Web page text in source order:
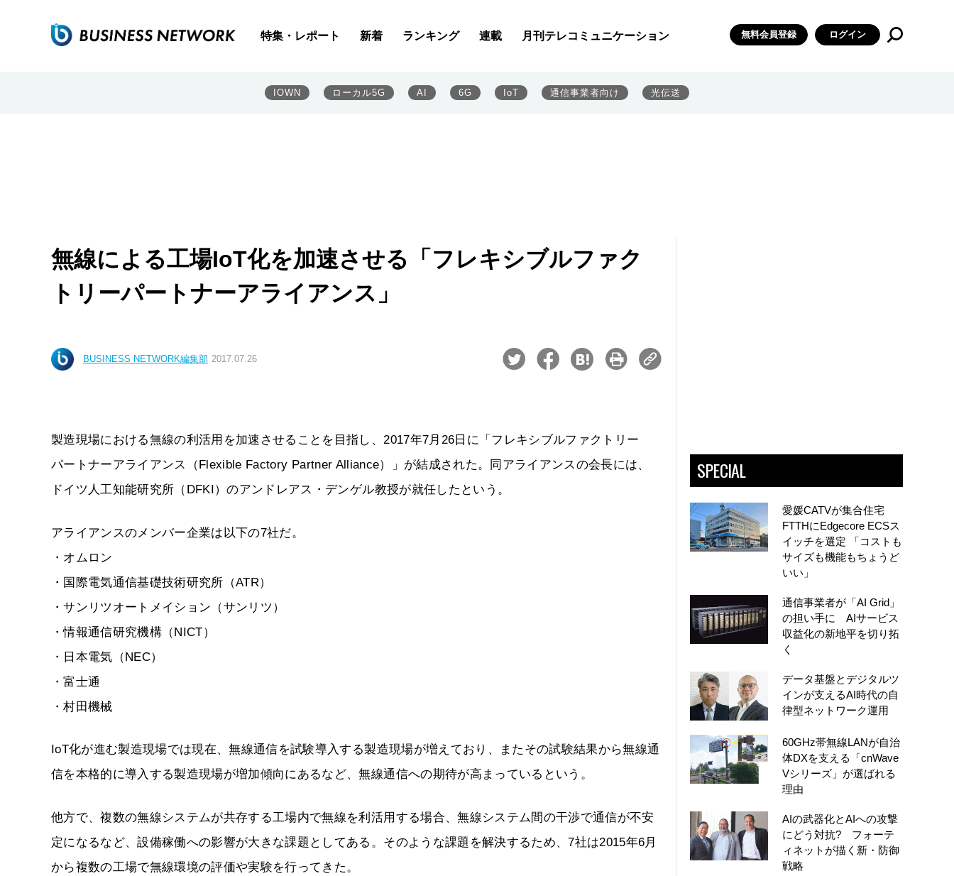
特集・レポート 新着 ランキング 連載 月刊テレコミュニケーション 無料会員登録 ログイン
IOWN ローカル5G AI 6G IoT 通信事業者向け 光伝送
無線による工場IoT化を加速させる「フレキシブルファク
トリーパートナーアライアンス」
BUSINESS NETWORK編集部 2017.07.26
製造現場における無線の利活用を加速させることを目指し、2017年7月26日に「フレキシブルファクトリー
パートナーアライアンス（Flexible Factory Partner Alliance）」が結成された。同アライアンスの会長には、
ドイツ人工知能研究所（DFKI）のアンドレアス・デンゲル教授が就任したという。
アライアンスのメンバー企業は以下の7社だ。
・オムロン
・国際電気通信基礎技術研究所（ATR）
・サンリツオートメイション（サンリツ）
・情報通信研究機構（NICT）
・日本電気（NEC）
・富士通
・村田機械
IoT化が進む製造現場では現在、無線通信を試験導入する製造現場が増えており、またその試験結果から無線通
信を本格的に導入する製造現場が増加傾向にあるなど、無線通信への期待が高まっているという。
他方で、複数の無線システムが共存する工場内で無線を利活用する場合、無線システム間の干渉で通信が不安
定になるなど、設備稼働への影響が大きな課題としてある。そのような課題を解決するため、7社は2015年6月
から複数の工場で無線環境の評価や実験を行ってきた。
SPECIAL
愛媛CATVが集合住宅
FTTHにEdgecore ECSス
イッチを選定 「コストも
サイズも機能もちょうど
いい」
通信事業者が「AI Grid」
の担い手に AIサービス
収益化の新地平を切り拓
く
データ基盤とデジタルツ
インが支えるAI時代の自
律型ネットワーク運用
60GHz帯無線LANが自治
体DXを支える「cnWave
Vシリーズ」が選ばれる
理由
AIの武器化とAIへの攻撃
にどう対抗? フォーテ
ィネットが描く新・防御
戦略